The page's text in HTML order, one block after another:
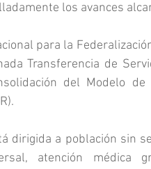
los avances
para la
Transferencia de
del Modelo
dirigida a población sin
atención médica